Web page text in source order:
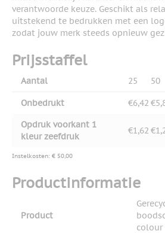
verantwoorde keuze. Geschikt als
uitstekend te bedrukken met een
zodat jouw merk steeds opnieuw
Prijsstaffel
Aantal 25 50
Onbedrukt €6,42
Opdruk voorkant 1
kleur zeefdruk
€1,62
Instelkosten: € 50,00
Productinformatie
Product
colour